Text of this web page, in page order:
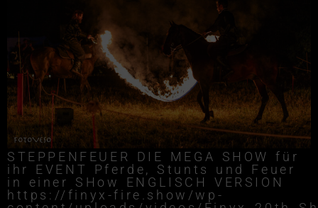
STEPPENFEUER DIE MEGA SHOW für
ihr EVENT Pferde, Stunts und Feuer
in einer SHow ENGLISCH VERSION
https://finyx-fire.show/wp-